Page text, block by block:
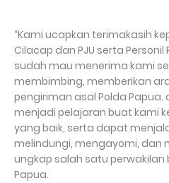
“Kami ucapkan terimakasih
Cilacap dan PJU serta
sudah mau menerima kami
membimbing, memberikan
pengiriman asal Polda
menjadi pelajaran buat kami
yang baik, serta dapat
melindungi, mengayomi, dan
ungkap salah satu
Papua.